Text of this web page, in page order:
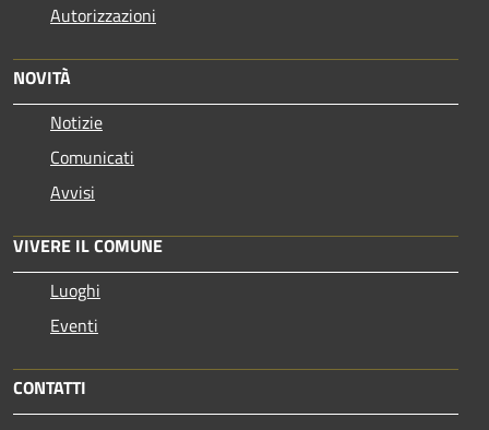
Autorizzazioni
NOVITÀ
Notizie
Comunicati
Avvisi
VIVERE IL COMUNE
Luoghi
Eventi
CONTATTI